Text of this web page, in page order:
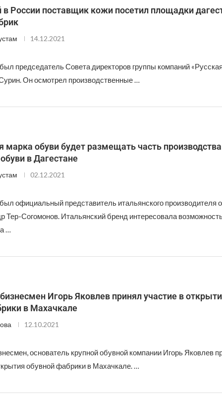
России поставщик кожи посетил площадки
14.12.2021
председатель Совета директоров группы компаний «Русская
Он осмотрел производственные …
марка обуви будет размещать часть
в Дагестане
02.12.2021
официальный представитель итальянского производителя
Тер-Согомонов. Итальянский бренд интересовала
…
Игорь Яковлев принял участие в
в Махачкале
12.10.2021
основатель крупной обувной компании Игорь Яковлев
обувной фабрики в Махачкале. …